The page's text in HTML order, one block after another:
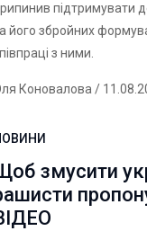
підтримувати
його збройних
з ними.
Коновалова/
змусити